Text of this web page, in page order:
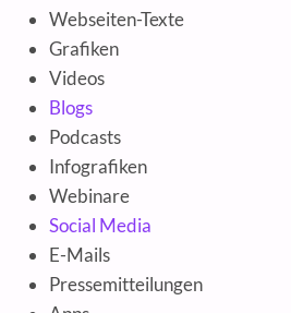
Webseiten-Texte
Grafiken
Videos
Blogs
Podcasts
Infografiken
Webinare
Social Media
E-Mails
Pressemitteilungen